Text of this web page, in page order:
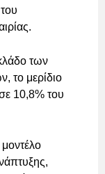
των
το μερίδιο
10,8% του